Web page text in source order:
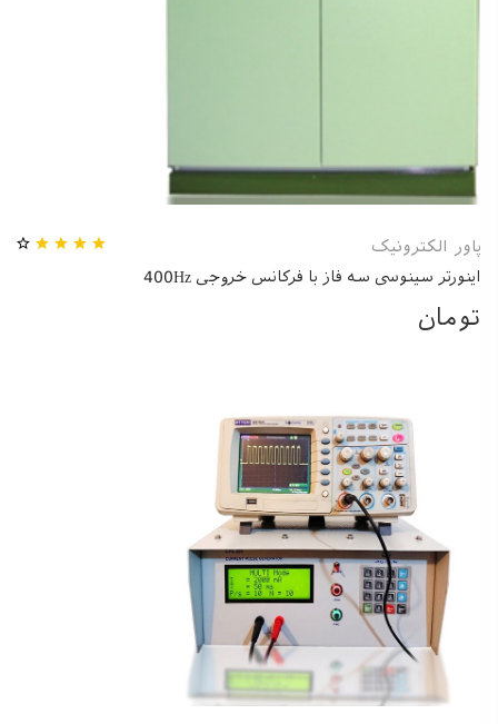
پاور الکترونیک
اینورتر سینوسی سه فاز با فرکانس خروجی 400Hz
تومان